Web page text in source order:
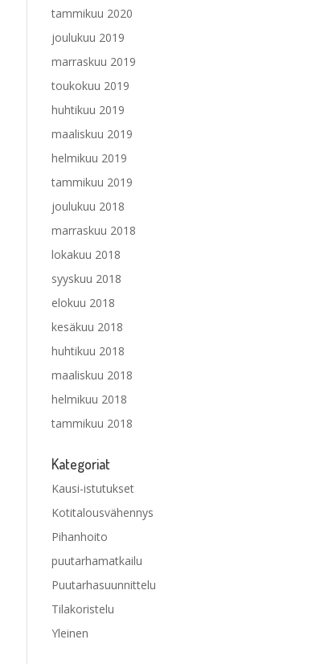
tammikuu 2020
joulukuu 2019
marraskuu 2019
toukokuu 2019
huhtikuu 2019
maaliskuu 2019
helmikuu 2019
tammikuu 2019
joulukuu 2018
marraskuu 2018
lokakuu 2018
syyskuu 2018
elokuu 2018
kesäkuu 2018
huhtikuu 2018
maaliskuu 2018
helmikuu 2018
tammikuu 2018
Kategoriat
Kausi-istutukset
Kotitalousvähennys
Pihanhoito
puutarhamatkailu
Puutarhasuunnittelu
Tilakoristelu
Yleinen